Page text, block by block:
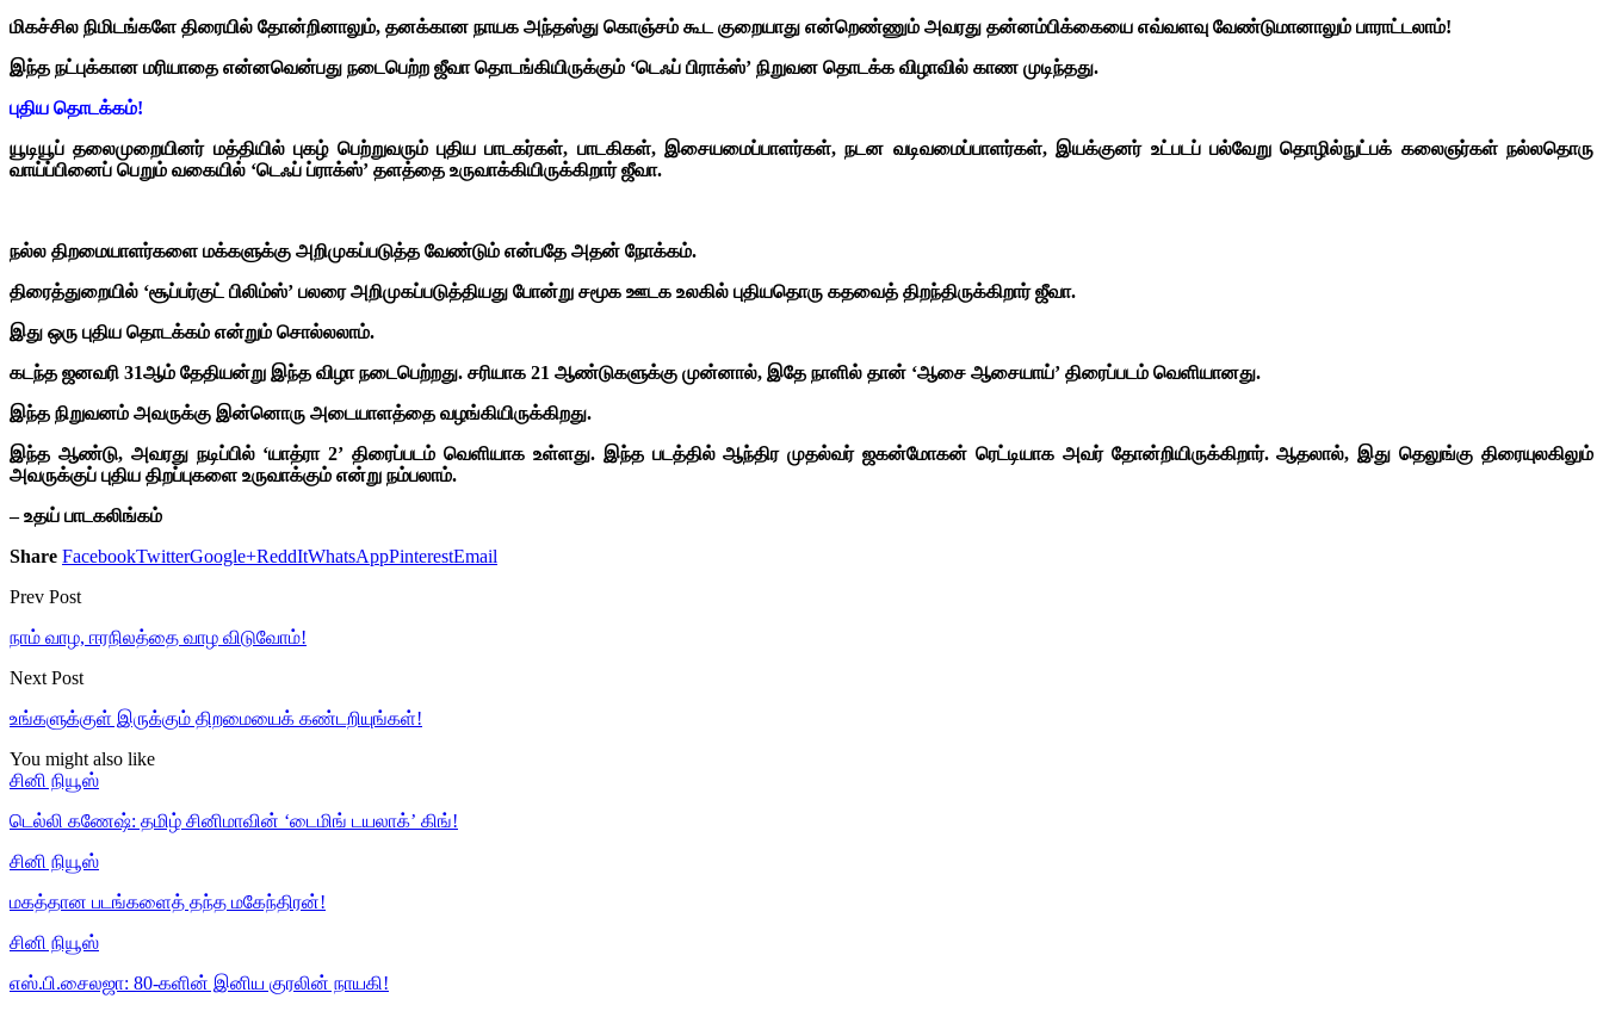
மிகச்சில நிமிடங்களே திரையில் தோன்றினாலும், தனக்கான நாயக அந்தஸ்து கொஞ்சம் கூட குறையாது என்றெண்ணும் அவரது தன்னம்பிக்கையை எவ்வளவு வேண்டுமானாலும் பாராட்டலாம்!
இந்த நட்புக்கான மரியாதை என்னவென்பது நடைபெற்ற ஜீவா தொடங்கியிருக்கும் ‘டெஃப் பிராக்ஸ்’ நிறுவன தொடக்க விழாவில் காண முடிந்தது.
புதிய தொடக்கம்!
யூடியூப் தலைமுறையினர் மத்தியில் புகழ் பெற்றுவரும் புதிய பாடகர்கள், பாடகிகள், இசையமைப்பாளர்கள், நடன வடிவமைப்பாளர்கள், இயக்குனர் உட்படப் பல்வேறு தொழில்நுட்பக் கலைஞர்கள் நல்லதொரு
வாய்ப்பினைப் பெறும் வகையில் ‘டெஃப் ப்ராக்ஸ்’ தளத்தை உருவாக்கியிருக்கிறார் ஜீவா.
நல்ல திறமையாளர்களை மக்களுக்கு அறிமுகப்படுத்த வேண்டும் என்பதே அதன் நோக்கம்.
திரைத்துறையில் ‘சூப்பர்குட் பிலிம்ஸ்’ பலரை அறிமுகப்படுத்தியது போன்று சமூக ஊடக உலகில் புதியதொரு கதவைத் திறந்திருக்கிறார் ஜீவா.
இது ஒரு புதிய தொடக்கம் என்றும் சொல்லலாம்.
கடந்த ஜனவரி 31ஆம் தேதியன்று இந்த விழா நடைபெற்றது. சரியாக 21 ஆண்டுகளுக்கு முன்னால், இதே நாளில் தான் ‘ஆசை ஆசையாய்’ திரைப்படம் வெளியானது.
இந்த நிறுவனம் அவருக்கு இன்னொரு அடையாளத்தை வழங்கியிருக்கிறது.
இந்த ஆண்டு, அவரது நடிப்பில் ‘யாத்ரா 2’ திரைப்படம் வெளியாக உள்ளது. இந்த படத்தில் ஆந்திர முதல்வர் ஜகன்மோகன் ரெட்டியாக அவர் தோன்றியிருக்கிறார். ஆதலால், இது தெலுங்கு திரையுலகிலும்
அவருக்குப் புதிய திறப்புகளை உருவாக்கும் என்று நம்பலாம்.
– உதய் பாடகலிங்கம்
Share FacebookTwitterGoogle+ReddItWhatsAppPinterestEmail
Prev Post
நாம் வாழ, ஈரநிலத்தை வாழ விடுவோம்!
Next Post
உங்களுக்குள் இருக்கும் திறமையைக் கண்டறியுங்கள்!
You might also like
சினி நியூஸ்
டெல்லி கணேஷ்: தமிழ் சினிமாவின் ‘டைமிங் டயலாக்’ கிங்!
சினி நியூஸ்
மகத்தான படங்களைத் தந்த மகேந்திரன்!
சினி நியூஸ்
எஸ்.பி.சைலஜா: 80-களின் இனிய குரலின் நாயகி!